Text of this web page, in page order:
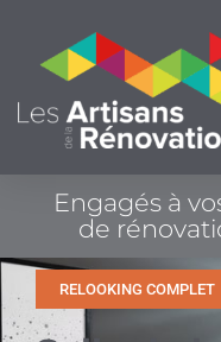
Engagés à
de
RELOOKING COMPLET